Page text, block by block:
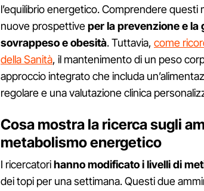
l’equilibrio energetico. Comprendere
nuove prospettiveper la prevenzione e
sovrappeso e obesità. Tuttavia, come
della Sanità, il mantenimento di un peso
approccio integrato che includa
regolare e una valutazione clinica
Cosa mostra la ricerca sugli
metabolismo energetico
I ricercatorihanno modificato i livelli di
dei topi per una settimana. Questi due